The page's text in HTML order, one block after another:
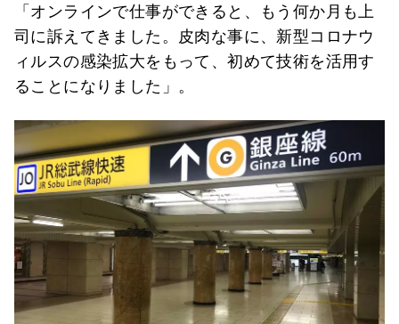
「オンラインで仕事ができると、もう何か月も上
司に訴えてきました。皮肉な事に、新型コロナウ
ィルスの感染拡大をもって、初めて技術を活用す
ることになりました」。